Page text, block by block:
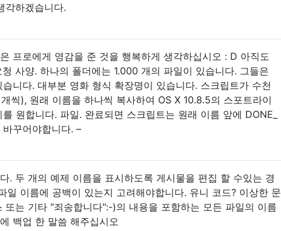
각하겠습니다.
프로에게 영감을 준 것을 행복하게 생각하십시오 : D 아직도
사양. 하나의 폴더에는 1.000 개의 파일이 있습니다. 그들은
니다. 대부분 영화 형식 확장명이 있습니다. 스크립트가 수천
씩), 원래 이름을 하나씩 복사하여 OS X 10.8.5의 스포트라이
원합니다. 파일. 완료되면 스크립트는 원래 이름 앞에 DONE_
꾸어야합니다. –
. 두 개의 예제 이름을 표시하도록 게시물을 편집 할 수있는 경
일 이름에 공백이 있는지 고려해야합니다. 유니 코드? 이상한 문
는 기타 "죄송합니다":-)의 내용을 포함하는 모든 파일의 이름
백업 한 말씀 해주십시오